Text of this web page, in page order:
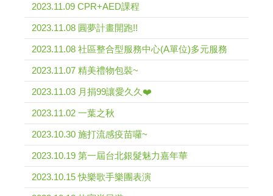
2023.11.09 CPR+AED課程
2023.11.08 圓夢計畫開跑!!
2023.11.08 社區整合型服務中心(A單位)多元服務
2023.11.07 精美禮物包裝~
2023.11.03 月捐99讓愛久久❤️
2023.11.02 一葉之秋
2023.10.30 施打流感疫苗囉~
2023.10.19 第一屆台北銀髮魅力嘉年華
2023.10.15 快樂歌手樂團表演